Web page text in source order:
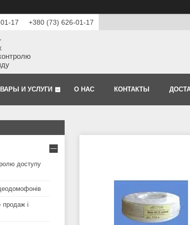
17 +380 (73) 626-01-17
И УСЛУГИ О НАС КОНТАКТЫ
доступу
і